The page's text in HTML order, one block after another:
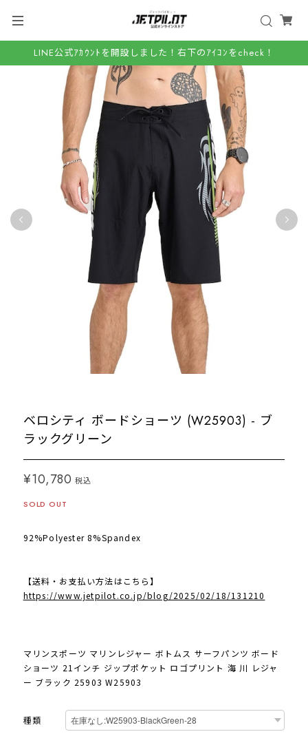
LINE公式ｱｶｳﾝﾄを開設しました！右下のｱｲｺﾝをcheck！
ベロシティ ボードショーツ (W25903) - ブ
ラックグリーン
¥10,780 税込
SOLD OUT
92%Polyester 8%Spandex
【送料・お支払い方法はこちら】
https://www.jetpilot.co.jp/blog/2025/02/18/131210
マリンスポーツ マリンレジャー ボトムス サーフパンツ ボード
ショーツ 21インチ ジップポケット ロゴプリント 海 川 レジャ
ー ブラック 25903 W25903
種類